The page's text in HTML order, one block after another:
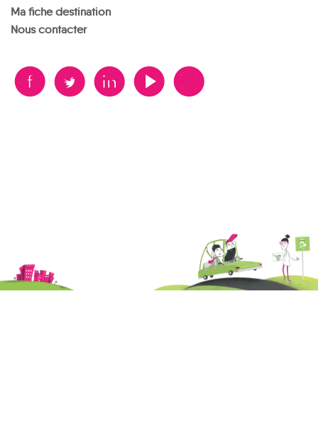
Ma fiche destination
Nous contacter
B A D F V